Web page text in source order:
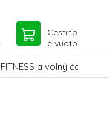
Cestino
è vuoto
FITNESS a volný čas